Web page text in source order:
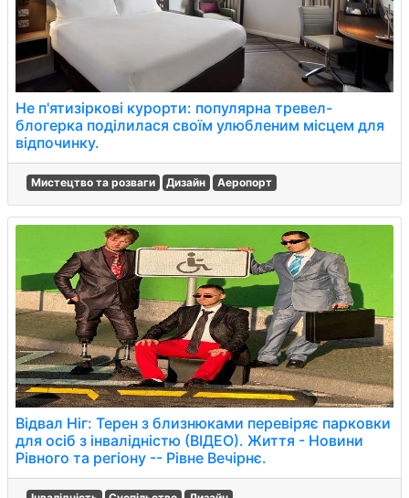
Не п'ятизіркові курорти: популярна тревел-
блогерка поділилася своїм улюбленим місцем для
відпочинку.
Мистецтво та розваги Дизайн Аеропорт
Відвал Ніг: Терен з близнюками перевіряє парковки
для осіб з інвалідністю (ВІДЕО). Життя - Новини
Рівного та регіону -- Рівне Вечірнє.